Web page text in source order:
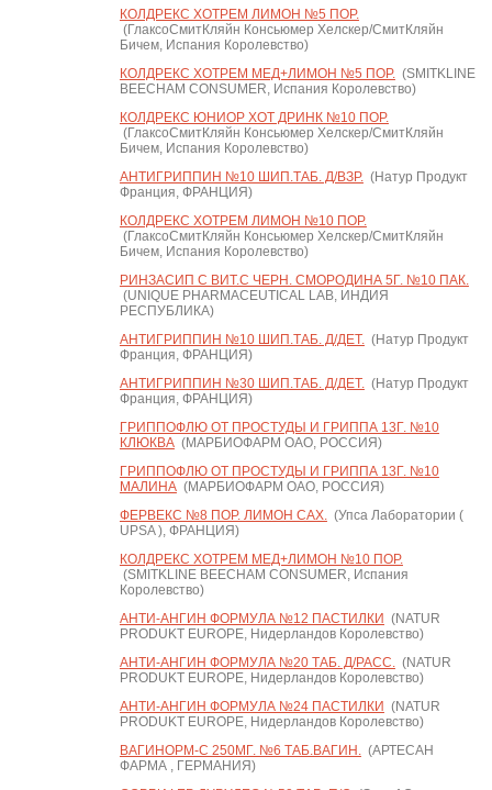
КОЛДРЕКС ХОТРЕМ ЛИМОН №5 ПОР.
(ГлаксоСмитКляйн Консьюмер Хелскер/СмитКляйн
Бичем, Испания Королевство)
КОЛДРЕКС ХОТРЕМ МЕД+ЛИМОН №5 ПОР.(SMITKLINE
BEECHAM CONSUMER, Испания Королевство)
КОЛДРЕКС ЮНИОР ХОТ ДРИНК №10 ПОР.
(ГлаксоСмитКляйн Консьюмер Хелскер/СмитКляйн
Бичем, Испания Королевство)
АНТИГРИППИН №10 ШИП.ТАБ. Д/ВЗР.(Натур Продукт
Франция, ФРАНЦИЯ)
КОЛДРЕКС ХОТРЕМ ЛИМОН №10 ПОР.
(ГлаксоСмитКляйн Консьюмер Хелскер/СмитКляйн
Бичем, Испания Королевство)
РИНЗАСИП С ВИТ.С ЧЕРН. СМОРОДИНА 5Г. №10 ПАК.
(UNIQUE PHARMACEUTICAL LAB, ИНДИЯ
РЕСПУБЛИКА)
АНТИГРИППИН №10 ШИП.ТАБ. Д/ДЕТ.(Натур Продукт
Франция, ФРАНЦИЯ)
АНТИГРИППИН №30 ШИП.ТАБ. Д/ДЕТ.(Натур Продукт
Франция, ФРАНЦИЯ)
ГРИППОФЛЮ ОТ ПРОСТУДЫ И ГРИППА 13Г. №10
КЛЮКВА(МАРБИОФАРМ ОАО, РОССИЯ)
ГРИППОФЛЮ ОТ ПРОСТУДЫ И ГРИППА 13Г. №10
МАЛИНА(МАРБИОФАРМ ОАО, РОССИЯ)
ФЕРВЕКС №8 ПОР. ЛИМОН САХ.(Упса Лаборатории (
UPSA ), ФРАНЦИЯ)
КОЛДРЕКС ХОТРЕМ МЕД+ЛИМОН №10 ПОР.
(SMITKLINE BEECHAM CONSUMER, Испания
Королевство)
АНТИ-АНГИН ФОРМУЛА №12 ПАСТИЛКИ (NATUR
PRODUKT EUROPE, Нидерландов Королевство)
АНТИ-АНГИН ФОРМУЛА №20 ТАБ. Д/РАСС.(NATUR
PRODUKT EUROPE, Нидерландов Королевство)
АНТИ-АНГИН ФОРМУЛА №24 ПАСТИЛКИ (NATUR
PRODUKT EUROPE, Нидерландов Королевство)
ВАГИНОРМ-С 250МГ. №6 ТАБ.ВАГИН.(АРТЕСАН
ФАРМА , ГЕРМАНИЯ)